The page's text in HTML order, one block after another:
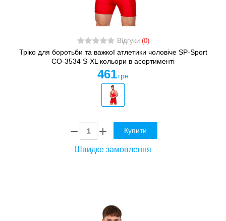
Відгуки (0)
Тріко для боротьби та важкої атлетики чоловіче SP-Sport
CO-3534 S-XL кольори в асортименті
461 грн
Купити
Швидке замовлення